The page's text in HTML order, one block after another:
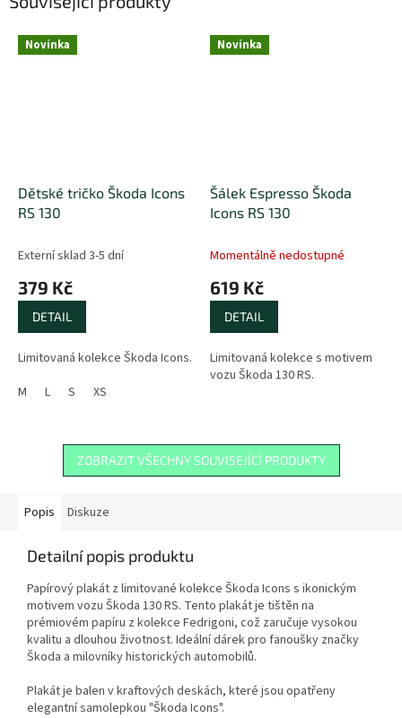
Novinka
Dětské tričko Škoda Icons
RS 130
Externí sklad 3-5 dní
379 Kč
DETAIL
Limitovaná kolekce Škoda Icons.
M
L S XS
Novinka
Šálek Espresso Škoda
Icons RS 130
Momentálně nedostupné
619 Kč
DETAIL
Limitovaná kolekce s motivem
vozu Škoda 130 RS.
ZOBRAZIT VŠECHNY SOUVISEJÍCÍ PRODUKTY
Popis Diskuze
Detailní popis produktu
Papírový plakát z limitované kolekce Škoda Icons s ikonickým
motivem vozu Škoda 130 RS. Tento plakát je tištěn na
prémiovém papíru z kolekce Fedrigoni, což zaručuje vysokou
kvalitu a dlouhou životnost. Ideální dárek pro fanoušky značky
Škoda a milovníky historických automobilů.
Plakát je balen v kraftových deskách, které jsou opatřeny
elegantní samolepkou "Škoda Icons".